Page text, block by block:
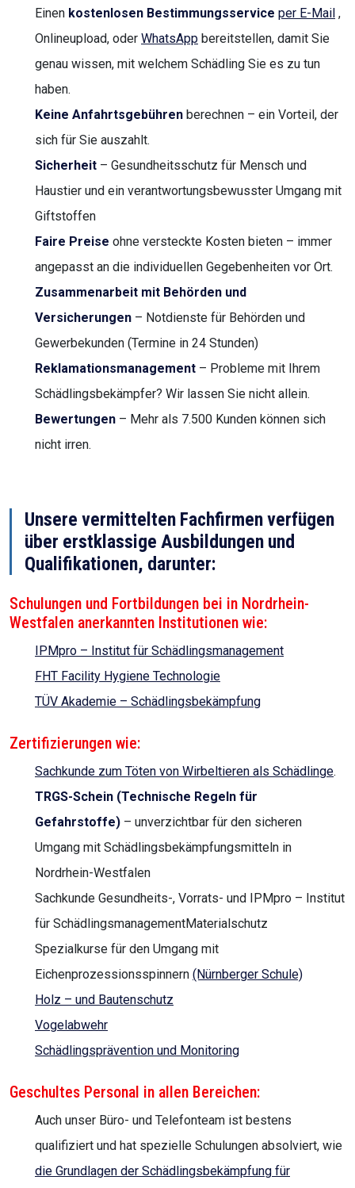
Einen kostenlosen Bestimmungsservice per E-Mail ,
Onlineupload, oder WhatsApp bereitstellen, damit Sie
genau wissen, mit welchem Schädling Sie es zu tun
haben.
Keine Anfahrtsgebühren berechnen – ein Vorteil, der
sich für Sie auszahlt.
Sicherheit – Gesundheitsschutz für Mensch und
Haustier und ein verantwortungsbewusster Umgang mit
Giftstoffen
Faire Preise ohne versteckte Kosten bieten – immer
angepasst an die individuellen Gegebenheiten vor Ort.
Zusammenarbeit mit Behörden und
Versicherungen – Notdienste für Behörden und
Gewerbekunden (Termine in 24 Stunden)
Reklamationsmanagement – Probleme mit Ihrem
Schädlingsbekämpfer? Wir lassen Sie nicht allein.
Bewertungen – Mehr als 7.500 Kunden können sich
nicht irren.
Unsere vermittelten Fachfirmen verfügen
über erstklassige Ausbildungen und
Qualifikationen, darunter:
Schulungen und Fortbildungen bei in Nordrhein-
Westfalen anerkannten Institutionen wie:
IPMpro – Institut für Schädlingsmanagement
FHT Facility Hygiene Technologie
TÜV Akademie – Schädlingsbekämpfung
Zertifizierungen wie:
Sachkunde zum Töten von Wirbeltieren als Schädlinge.
TRGS-Schein (Technische Regeln für
Gefahrstoffe) – unverzichtbar für den sicheren
Umgang mit Schädlingsbekämpfungsmitteln in
Nordrhein-Westfalen
Sachkunde Gesundheits-, Vorrats- und IPMpro – Institut
für SchädlingsmanagementMaterialschutz
Spezialkurse für den Umgang mit
Eichenprozessionsspinnern (Nürnberger Schule)
Holz – und Bautenschutz
Vogelabwehr
Schädlingsprävention und Monitoring
Geschultes Personal in allen Bereichen:
Auch unser Büro- und Telefonteam ist bestens
qualifiziert und hat spezielle Schulungen absolviert, wie
die Grundlagen der Schädlingsbekämpfung für